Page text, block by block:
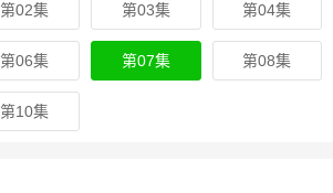
第02集 第03集 第04集
第06集 第07集 第08集
第10集